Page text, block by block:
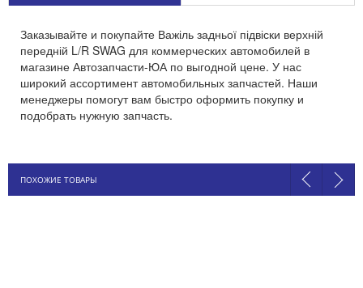
Заказывайте и покупайте Важіль задньої підвіски верхній
передній L/R SWAG для коммерческих автомобилей в
магазине Автозапчасти-ЮА по выгодной цене. У нас
широкий ассортимент автомобильных запчастей. Наши
менеджеры помогут вам быстро оформить покупку и
подобрать нужную запчасть.
ПОХОЖИЕ ТОВАРЫ